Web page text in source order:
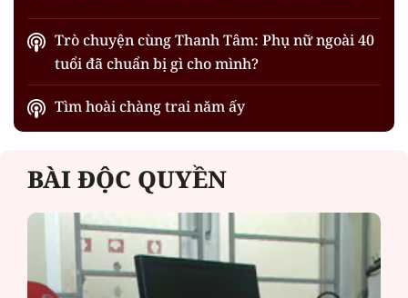
Trò chuyện cùng Thanh Tâm: Phụ nữ ngoài 40
tuổi đã chuẩn bị gì cho mình?
Tìm hoài chàng trai năm ấy
BÀI ĐỘC QUYỀN